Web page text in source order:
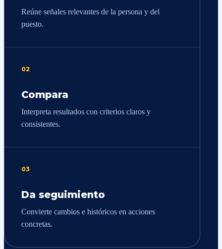
Reúne señales relevantes de la persona y del
puesto.
02
Compara
Interpreta resultados con criterios claros y
consistentes.
03
Da seguimiento
Convierte cambios e históricos en acciones
concretas.